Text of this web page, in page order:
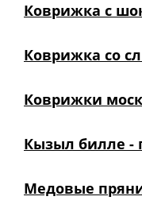
Коврижка с
Коврижка со
Коврижки
Кызыл билле -
Медовые